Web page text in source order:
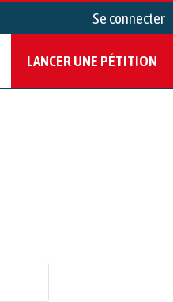
Se connecter
LANCER UNE PÉTITION